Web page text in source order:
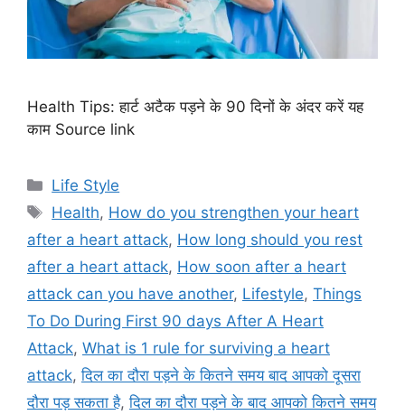
Health Tips: हार्ट अटैक पड़ने के 90 दिनों के अंदर करें यह
काम Source link
C
a
e
g
o
r
i
s
Life Style
T
a
s
Health, How do you strengthen your heart
after a heart attack, How long should you rest
after a heart attack, How soon after a heart
attack can you have another, Lifestyle, Things
To Do During First 90 days After A Heart
Attack, What is 1 rule for surviving a heart
attack,दिल का दौरा पड़ने के कितने समय बाद आपको दूसरा
दौरा पड़ सकता है,दिल का दौरा पड़ने के बाद आपको कितने समय